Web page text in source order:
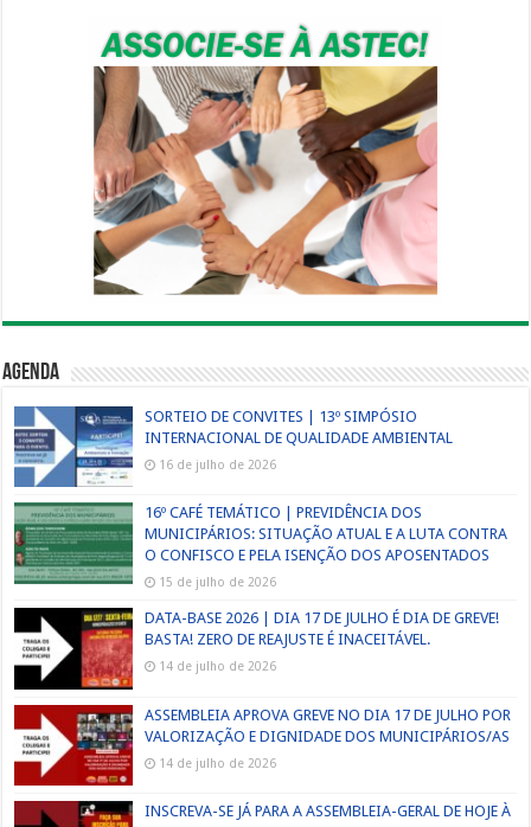
Agenda
SORTEIO DE CONVITES | 13º SIMPÓSIO
INTERNACIONAL DE QUALIDADE AMBIENTAL
16 de julho de 2026
16º CAFÉ TEMÁTICO | PREVIDÊNCIA DOS
MUNICIPÁRIOS: SITUAÇÃO ATUAL E A LUTA CONTRA
O CONFISCO E PELA ISENÇÃO DOS APOSENTADOS
15 de julho de 2026
DATA-BASE 2026 | DIA 17 DE JULHO É DIA DE GREVE!
BASTA! ZERO DE REAJUSTE É INACEITÁVEL.
14 de julho de 2026
ASSEMBLEIA APROVA GREVE NO DIA 17 DE JULHO POR
VALORIZAÇÃO E DIGNIDADE DOS MUNICIPÁRIOS/AS
14 de julho de 2026
INSCREVA-SE JÁ PARA A ASSEMBLEIA-GERAL DE HOJE À